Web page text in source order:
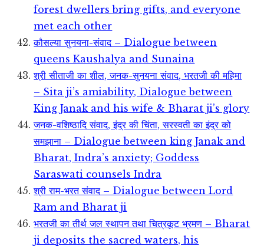
forest dwellers bring gifts, and everyone
met each other
कौसल्या सुनयना-संवाद – Dialogue between
queens Kaushalya and Sunaina
श्री सीताजी का शील, जनक-सुनयना संवाद, भरतजी की महिमा
– Sita ji’s amiability, Dialogue between
King Janak and his wife & Bharat ji’s glory
जनक-वशिष्ठादि संवाद, इंद्र की चिंता, सरस्वती का इंद्र को
समझाना – Dialogue between king Janak and
Bharat, Indra’s anxiety; Goddess
Saraswati counsels Indra
श्री राम-भरत संवाद – Dialogue between Lord
Ram and Bharat ji
भरतजी का तीर्थ जल स्थापन तथा चित्रकूट भ्रमण – Bharat
ji deposits the sacred waters, his